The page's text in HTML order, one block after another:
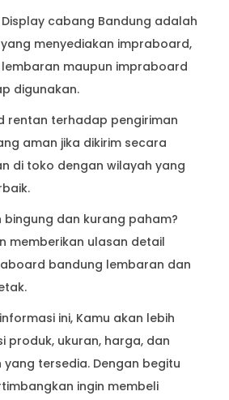
cabang Bandung adalah
menyediakan impraboard,
maupun impraboard
digunakan.
rentan terhadap pengiriman
aman jika dikirim secara
di toko dengan wilayah yang
bingung dan kurang paham?
memberikan ulasan detail
bandung lembaran dan
ini, Kamu akan lebih
produk, ukuran, harga, dan
tersedia. Dengan begitu
ingin membeli